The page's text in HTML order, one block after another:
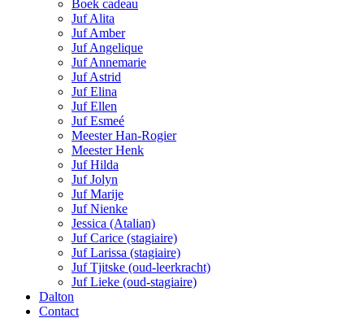
Boek cadeau
Juf Alita
Juf Amber
Juf Angelique
Juf Annemarie
Juf Astrid
Juf Elina
Juf Ellen
Juf Esmeé
Meester Han-Rogier
Meester Henk
Juf Hilda
Juf Jolyn
Juf Marije
Juf Nienke
Jessica (Atalian)
Juf Carice (stagiaire)
Juf Larissa (stagiaire)
Juf Tjitske (oud-leerkracht)
Juf Lieke (oud-stagiaire)
Dalton
Contact